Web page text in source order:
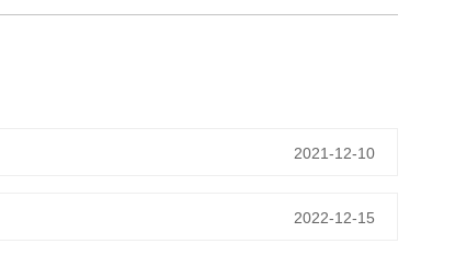
2021-12-10
2022-12-15